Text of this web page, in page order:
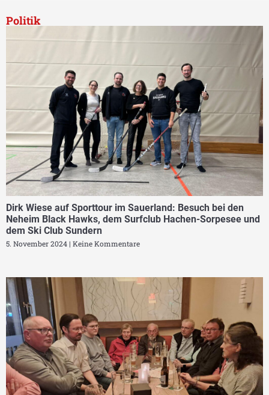
Politik
Dirk Wiese auf Sporttour im Sauerland: Besuch bei den
Neheim Black Hawks, dem Surfclub Hachen-Sorpesee und
dem Ski Club Sundern
5. November 2024 Keine Kommentare